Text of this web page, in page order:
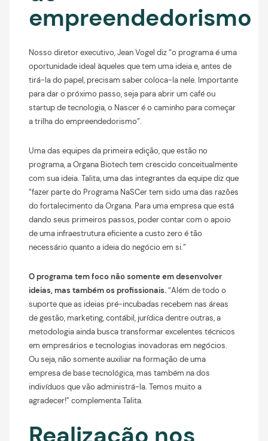
empreendedorismo
Nosso diretor executivo, Jean Vogel diz “o programa é uma
oportunidade ideal àqueles que tem uma ideia e, antes de
tirá-la do papel, precisam saber coloca-la nele. Importante
para dar o próximo passo, seja para abrir um café ou
startup de tecnologia, o Nascer é o caminho para começar
a trilha do empreendedorismo”.
Uma das equipes da primeira edição, que estão no
programa, a Organa Biotech tem crescido conceitualmente
com sua ideia. Talita, uma das integrantes da equipe diz que
“fazer parte do Programa NaSCer tem sido uma das razões
do fortalecimento da Organa. Para uma empresa que está
dando seus primeiros passos, poder contar com o apoio
de uma infraestrutura eficiente a custo zero é tão
necessário quanto a ideia do negócio em si.”
O programa tem foco não somente em desenvolver
ideias, mas também os profissionais.“Além de todo o
suporte que as ideias pré-incubadas recebem nas áreas
de gestão, marketing, contábil, jurídica dentre outras, a
metodologia ainda busca transformar excelentes técnicos
em empresários e tecnologias inovadoras em negócios.
Ou seja, não somente auxiliar na formação de uma
empresa de base tecnológica, mas também na dos
indivíduos que vão administrá-la. Temos muito a
agradecer!” complementa Talita.